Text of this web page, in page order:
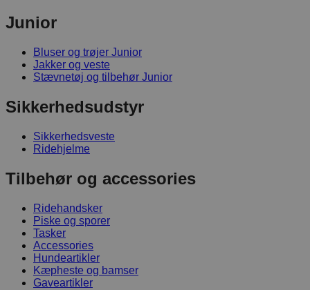
Junior
Bluser og trøjer Junior
Jakker og veste
Stævnetøj og tilbehør Junior
Sikkerhedsudstyr
Sikkerhedsveste
Ridehjelme
Tilbehør og accessories
Ridehandsker
Piske og sporer
Tasker
Accessories
Hundeartikler
Kæpheste og bamser
Gaveartikler